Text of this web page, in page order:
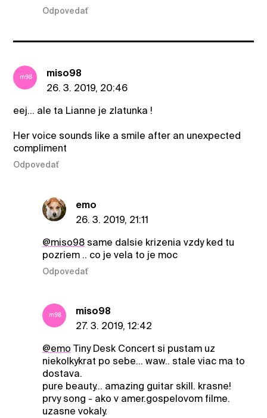
Odpovedať
miso98
26. 3. 2019, 20:46
eej... ale ta Lianne je zlatunka !
Her voice sounds like a smile after an unexpected
compliment
Odpovedať
emo
26. 3. 2019, 21:11
@miso98same dalsie krizenia vzdy ked tu
pozriem .. co je vela to je moc
Odpovedať
miso98
27. 3. 2019, 12:42
@emo Tiny Desk Concert si pustam uz
niekolkykrat po sebe... waw.. stale viac ma to
dostava.
pure beauty... amazing guitar skill. krasne!
prvy song - ako v amer.gospelovom filme.
uzasne vokaly.